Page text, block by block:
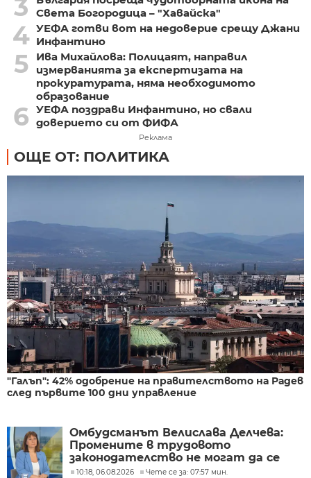
3
Света Богородица – "Хавайска"
4 УЕФА готви вот на недоверие срещу Джани
Инфантино
5
Ива Михайлова: Полицаят, направил
измерванията за експертизата на
прокуратурата, няма необходимото
образование
6 УЕФА поздрави Инфантино, но свали
доверието си от ФИФА
Реклама
ОЩЕ ОТ: ПОЛИТИКА
"Галъп": 42% одобрение на правителството на Радев
след първите 100 дни управление
Омбудсманът Велислава Делчева:
Промените в трудовото
законодателство не могат да се
правят през бюджета
10:18, 06.08.2026 Чете се за: 07:57 мин.